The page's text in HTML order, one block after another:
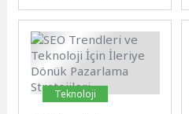
kamuoyunda “Güney
Marmara Otoyolu” olarak
bilinen...
Teknoloji